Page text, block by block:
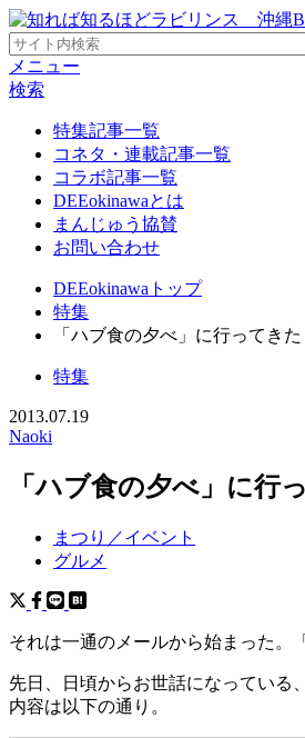
メニュー
検索
特集記事一覧
コネタ・連載記事一覧
コラボ記事一覧
DEEokinawaとは
まんじゅう協賛
お問い合わせ
DEEokinawaトップ
特集
「ハブ食の夕べ」に行ってきた
特集
2013.07.19
Naoki
「ハブ食の夕べ」に行
まつり／イベント
グルメ
それは一通のメールから始まった。
先日、日頃からお世話になっている
内容は以下の通り。